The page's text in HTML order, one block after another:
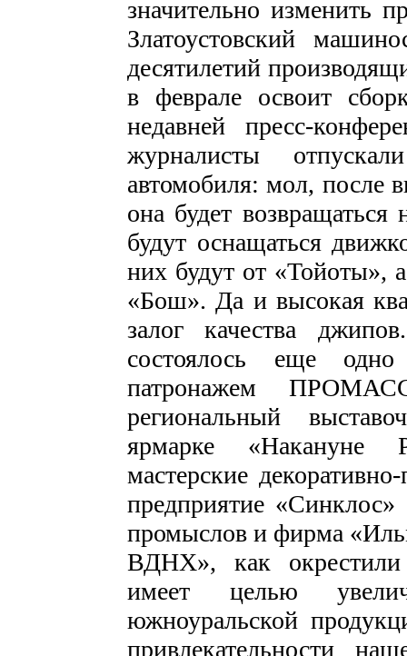
значительно изменить
Златоустовский
десятилетий
в феврале освоит
недавней пресс-
журналисты
автомобиля: мол, после
она будет
будут оснащаться
них будут от «Тойоты»,
«Бош». Да и высокая
залог качества
состоялось еще
патронажем
региональный
ярмарке «Накануне
мастерские
предприятие «Синклос»
промыслов и фирма
ВДНХ», как
имеет целью
южноуральской
привлекательности